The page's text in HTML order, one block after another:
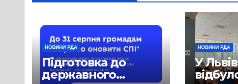
НОВИНИ РДА
Підготовка до
державного
НОВИНИ РДА
У